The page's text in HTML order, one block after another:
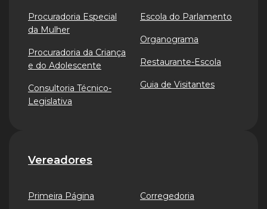
Procuradoria Especial
da Mulher
Procuradoria da Criança
e do Adolescente
Consultoria Técnico-
Legislativa
Escola do Parlamento
Organograma
Restaurante-Escola
Guia de Visitantes
Vereadores
Primeira Página Corregedoria